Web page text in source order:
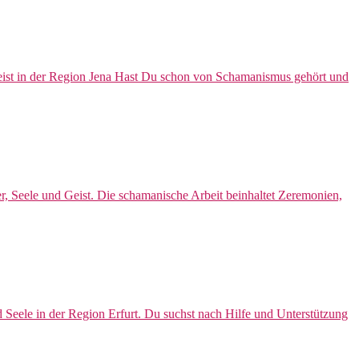
in der Region Jena Hast Du schon von Schamanismus gehört und
und Geist. Die schamanische Arbeit beinhaltet Zeremonien,
in der Region Erfurt. Du suchst nach Hilfe und Unterstützung